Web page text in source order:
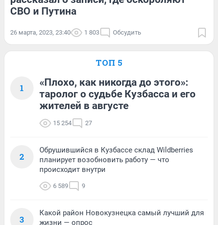
СВО и Путина
26 марта, 2023, 23:40 1 803 Обсудить
ТОП 5
1
«Плохо, как никогда до этого»:
таролог о судьбе Кузбасса и его
жителей в августе
15 254 27
2
Обрушившийся в Кузбассе склад Wildberries
планирует возобновить работу — что
происходит внутри
6 589 9
3
Какой район Новокузнецка самый лучший для
жизни — опрос